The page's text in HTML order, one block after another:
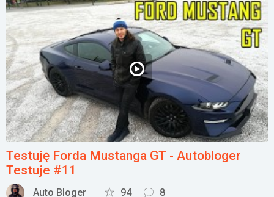
Testuję Forda Mustanga GT - Autobloger
Testuje #11
Auto Bloger 94 8